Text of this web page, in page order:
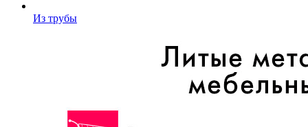
Из трубы